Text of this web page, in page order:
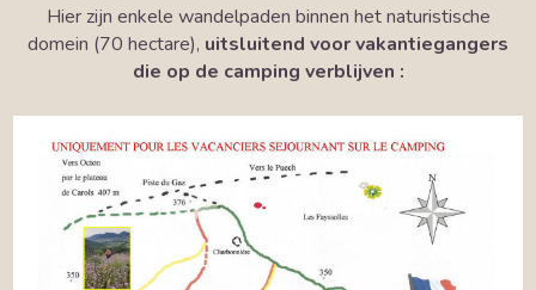
Hier zijn enkele wandelpaden binnen het naturistische
domein (70 hectare), uitsluitend voor vakantiegangers
die op de camping verblijven :